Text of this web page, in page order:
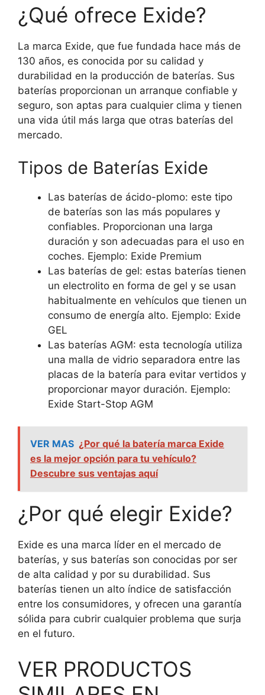
¿Qué ofrece Exide?
La marca Exide, que fue fundada hace más de
130 años, es conocida por su calidad y
durabilidad en la producción de baterías. Sus
baterías proporcionan un arranque confiable y
seguro, son aptas para cualquier clima y tienen
una vida útil más larga que otras baterías del
mercado.
Tipos de Baterías Exide
Las baterías de ácido-plomo: este tipo
de baterías son las más populares y
confiables. Proporcionan una larga
duración y son adecuadas para el uso en
coches. Ejemplo: Exide Premium
Las baterías de gel: estas baterías tienen
un electrolito en forma de gel y se usan
habitualmente en vehículos que tienen un
consumo de energía alto. Ejemplo: Exide
GEL
Las baterías AGM: esta tecnología utiliza
una malla de vidrio separadora entre las
placas de la batería para evitar vertidos y
proporcionar mayor duración. Ejemplo:
Exide Start-Stop AGM
VER MAS ¿Por qué la batería marca Exide
es la mejor opción para tu vehículo?
Descubre sus ventajas aquí
¿Por qué elegir Exide?
Exide es una marca líder en el mercado de
baterías, y sus baterías son conocidas por ser
de alta calidad y por su durabilidad. Sus
baterías tienen un alto índice de satisfacción
entre los consumidores, y ofrecen una garantía
sólida para cubrir cualquier problema que surja
en el futuro.
VER PRODUCTOS